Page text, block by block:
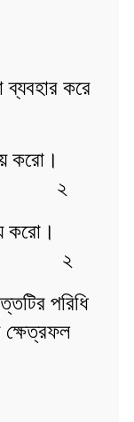
করে
করো।
করো।
পরিধি
ক্ষেত্রফল